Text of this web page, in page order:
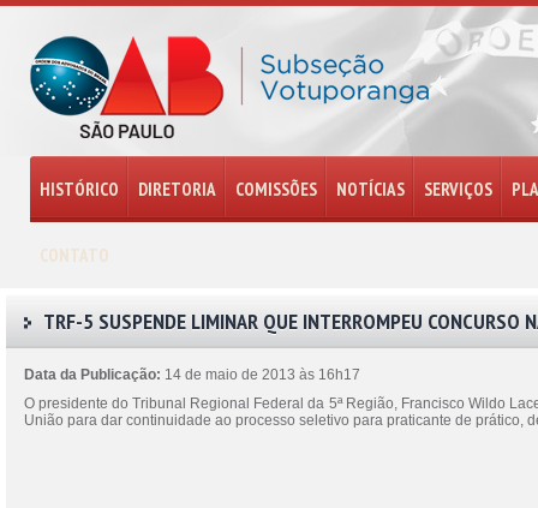
HISTÓRICO DIRETORIA COMISSÕES NOTÍCIAS SERVIÇOS
CONTATO
TRF-5 SUSPENDE LIMINAR QUE INTERROMPEU CONCURSO
Data da Publicação: 14 de maio de 2013 às 16h17
O presidente do Tribunal Regional Federal da 5ª Região, Francisco Wildo
União para dar continuidade ao processo seletivo para praticante de